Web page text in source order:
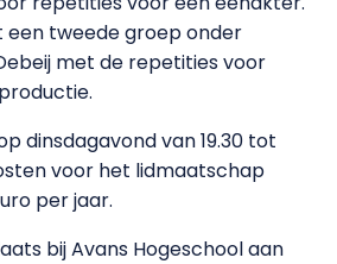
een tweede groep onder
met de repetities voor
dinsdagavond van 19.30 tot
voor het lidmaatschap
per jaar.
bij Avans Hogeschool aan